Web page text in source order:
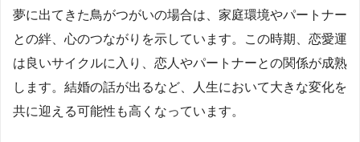
夢に出てきた鳥がつがいの場合は、家庭環境やパートナー
との絆、心のつながりを示しています。この時期、恋愛運
は良いサイクルに入り、恋人やパートナーとの関係が成熟
します。結婚の話が出るなど、人生において大きな変化を
共に迎える可能性も高くなっています。